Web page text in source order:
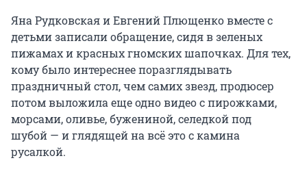
Яна Рудковская и Евгений Плющенко вместе с
детьми записали обращение, сидя в зеленых
пижамах и красных гномских шапочках. Для тех,
кому было интереснее поразглядывать
праздничный стол, чем самих звезд, продюсер
потом выложила еще одно видео с пирожками,
морсами, оливье, бужениной, селедкой под
шубой — и глядящей на всё это с камина
русалкой.